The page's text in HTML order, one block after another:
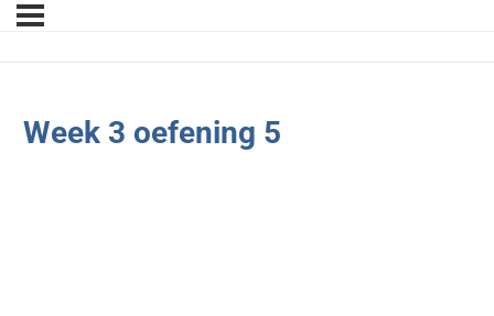
Week 3 oefening 5